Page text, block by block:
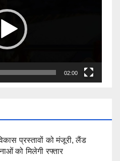
02:00
प्रस्तावों को मंजूरी, लैंड
को मिलेगी रफ्तार